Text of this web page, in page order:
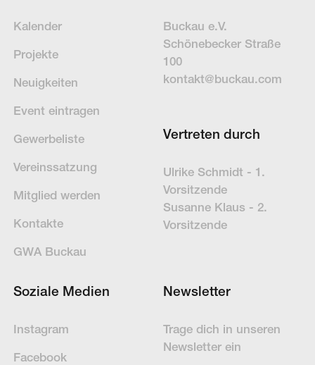
Kalender
Projekte
Neuigkeiten
Event eintragen
Gewerbeliste
Vereinssatzung
Mitglied werden
Kontakte
GWA Buckau
Buckau e.V.
Schöne­becker Straße
100
kontakt@buckau.com
Newsletter
Trage dich in un­se­ren
News­letter ein
Vertreten durch
Ulrike Schmidt - 1.
Vorsitzende
Susanne Klaus - 2.
Vorsitzende
Soziale Medien
Instagram
Facebook